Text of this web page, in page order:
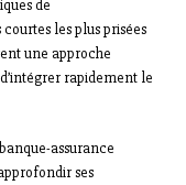
de
les plus prisées
une approche
rapidement le
assurance
ses